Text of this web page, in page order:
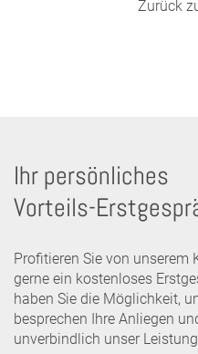
Zurück
Ihr persönliches
Vorteils-
Profitieren Sie von unserem
gerne ein kostenloses
haben Sie die Möglichkeit,
besprechen Ihre Anliegen
unverbindlich unser